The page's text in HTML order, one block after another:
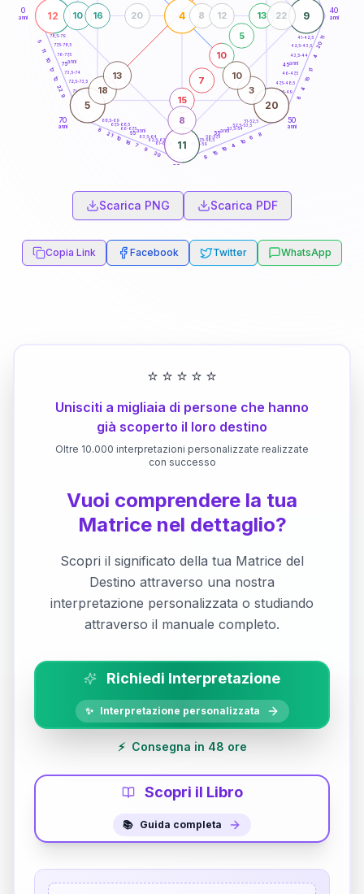
0
anni
40
anni
50
anni
60
70
anni
41-42,5
42,5-43,5
43,5-44
46-47,5
47,5-48,5
48,5-49
51-52,5
52,5-53,5
53,5-54
56-57,5
57,5-58,5
58,5-59
61-62,5
62,5-63,5
63,5-64
66-67,5
67,5-68,5
68,5-69
71-72,5
72,5-73,5
73,5-74
76-77,5
77,5-78,5
78,5-79 11
20
4
11
15
4
6
8
6
10
4
19
15
8
20
9
7
16
10
21
8
9
22
12
17
10
11
5
12 9
11
4
5 20
15
7
10
5
13
10 22
8
16 8 12
20
18
13
3
10
45anni
55anni
65anni
75anni
Scarica PNG Scarica PDF
Copia Link Facebook Twitter WhatsApp
⭐ ⭐ ⭐ ⭐ ⭐
Unisciti a migliaia di persone che hanno
già scoperto il loro destino
Oltre 10.000 interpretazioni personalizzate realizzate
con successo
Vuoi comprendere la tua
Matrice nel dettaglio?
Scopri il significato della tua Matrice del
Destino attraverso una nostra
interpretazione personalizzata o studiando
attraverso il manuale completo.
Richiedi Interpretazione
✨ Interpretazione personalizzata
⚡ Consegna in 48 ore
Scopri il Libro
📚 Guida completa